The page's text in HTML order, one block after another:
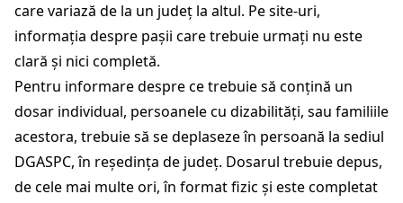
care variază de la un județ la altul. Pe site-uri,
informația despre pașii care trebuie urmați nu este
clară și nici completă.
Pentru informare despre ce trebuie să conțină un
dosar individual, persoanele cu dizabilități, sau familiile
acestora, trebuie să se deplaseze în persoană la sediul
DGASPC, în reședința de județ. Dosarul trebuie depus,
de cele mai multe ori, în format fizic și este completat